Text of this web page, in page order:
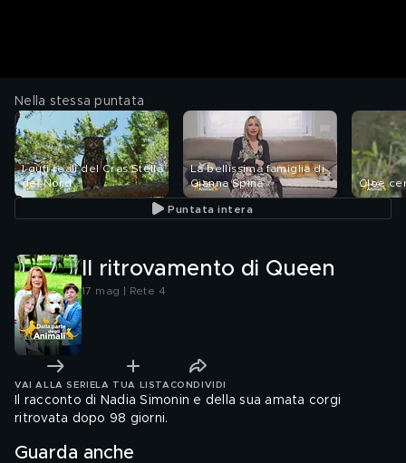
Nella stessa puntata
I gufi reali del Cras Stella
del Nord
La bellissima famiglia di
Gianna Spina
Cloe
Puntata intera
Il ritrovamento di Queen
17 mag | Rete 4
VAI ALLA SERIE LA TUA LISTA CONDIVIDI
Il racconto di Nadia Simonin e della sua amata corgi
ritrovata dopo 98 giorni.
Guarda anche